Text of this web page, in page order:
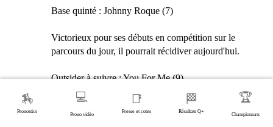
Base quinté : Johnny Roque (7)
Victorieux pour ses débuts en compétition sur le
parcours du jour, il pourrait récidiver aujourd'hui.
Outsider à suivre : You For Me (9)
Il va effectuer une rentrée mais court bien en général.
Il connait le parcours et peut venir brouiller les cartes.
🏇
Pronostics
💻
Prono vidéo
📑
Presse et cotes
🏁
Résultats Q+
🏆
Championnats